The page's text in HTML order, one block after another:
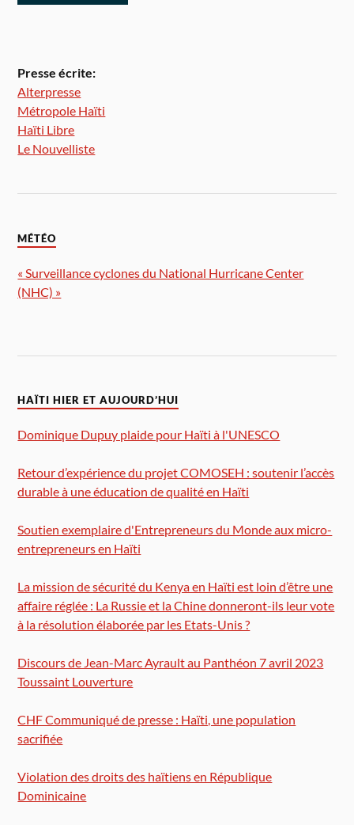
Presse écrite:
Alterpresse
Métropole Haïti
Haïti Libre
Le Nouvelliste
MÉTÉO
« Surveillance cyclones du National Hurricane Center
(NHC) »
HAÏTI HIER ET AUJOURD’HUI
Dominique Dupuy plaide pour Haïti à l'UNESCO
Retour d’expérience du projet COMOSEH : soutenir l’accès
durable à une éducation de qualité en Haïti
Soutien exemplaire d'Entrepreneurs du Monde aux micro-
entrepreneurs en Haïti
La mission de sécurité du Kenya en Haïti est loin d’être une
affaire réglée : La Russie et la Chine donneront-ils leur vote
à la résolution élaborée par les Etats-Unis ?
Discours de Jean-Marc Ayrault au Panthéon 7 avril 2023
Toussaint Louverture
CHF Communiqué de presse : Haïti, une population
sacrifiée
Violation des droits des haïtiens en République
Dominicaine